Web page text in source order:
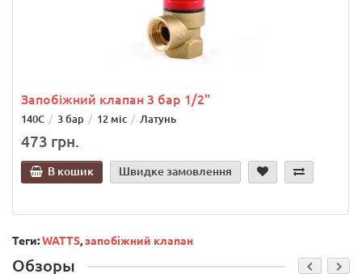
Запобіжний клапан 3 бар 1/2"
140С 3 бар 12 міс Латунь
473 грн.
В кошик Швидке замовлення
Теги:WATTS,запобіжний клапан
Обзоры